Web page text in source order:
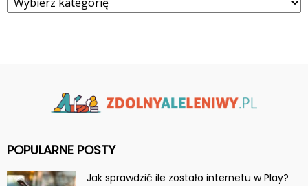
POPULARNE POSTY
Jak sprawdzić ile zostało internetu w Play?